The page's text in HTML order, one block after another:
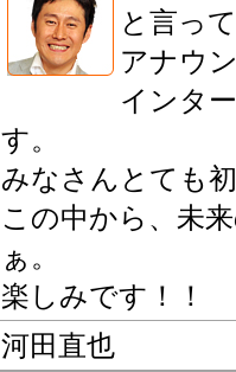
と言っ
アナウ
インタ
す。
みなさんとても
この中から、未
ぁ。
楽しみです！！
河田直也